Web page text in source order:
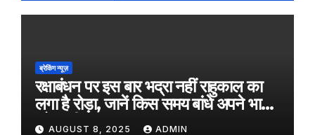
ब्रेकिंग न्यूज़
रक्षाबंधन पर इस बार भद्रा नहीं राहुकाल का
लगा है रोड़ा, जानें किस समय बांधे अपने भाई
को राखी
AUGUST 8, 2025 ADMIN